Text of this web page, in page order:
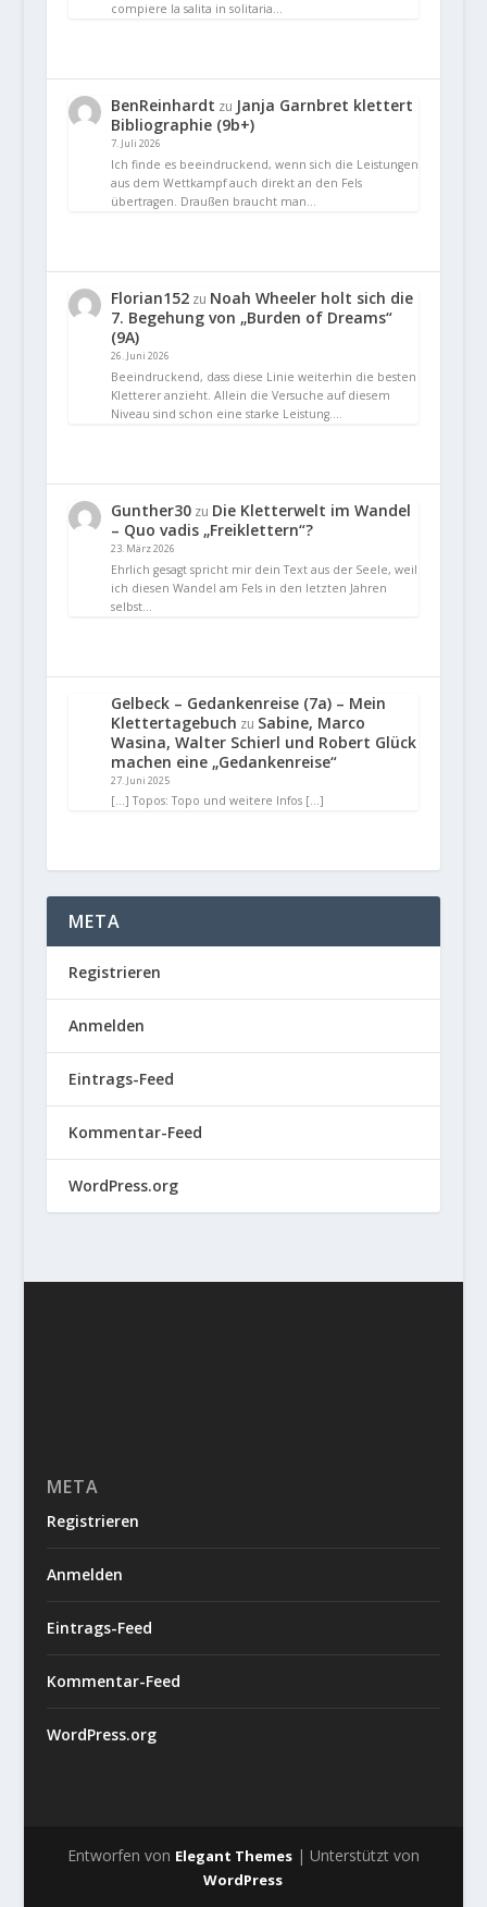
compiere la salita in solitaria…
BenReinhardt zu Janja Garnbret klettert
Bibliographie (9b+)
7. Juli 2026
Ich finde es beeindruckend, wenn sich die Leistungen
aus dem Wettkampf auch direkt an den Fels
übertragen. Draußen braucht man…
Florian152zu Noah Wheeler holt sich die
7. Begehung von „Burden of Dreams“
(9A)
26. Juni 2026
Beeindruckend, dass diese Linie weiterhin die besten
Kletterer anzieht. Allein die Versuche auf diesem
Niveau sind schon eine starke Leistung.…
Gunther30zu Die Kletterwelt im Wandel
– Quo vadis „Freiklettern“?
23. März 2026
Ehrlich gesagt spricht mir dein Text aus der Seele, weil
ich diesen Wandel am Fels in den letzten Jahren
selbst…
Gelbeck – Gedankenreise (7a) – Mein
Klettertagebuch zu Sabine, Marco
Wasina, Walter Schierl und Robert Glück
machen eine „Gedankenreise“
27. Juni 2025
[…] Topos: Topo und weitere Infos […]
META
Registrieren
Anmelden
Eintrags-Feed
Kommentar-Feed
WordPress.org
META
Registrieren
Anmelden
Eintrags-Feed
Kommentar-Feed
WordPress.org
Entworfen von Elegant Themes| Unterstützt von
WordPress